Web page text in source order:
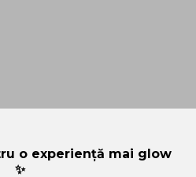
o experiență mai glow
✨